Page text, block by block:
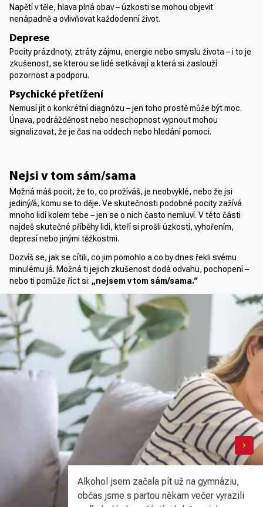
Napětí v těle, hlava plná obav – úzkosti se mohou objevit
nenápadně a ovlivňovat každodenní život.
Deprese
Pocity prázdnoty, ztráty zájmu, energie nebo smyslu života – i to je
zkušenost, se kterou se lidé setkávají a která si zaslouží
pozornost a podporu.
Psychické přetížení
Nemusí jít o konkrétní diagnózu – jen toho prostě může být moc.
Únava, podrážděnost nebo neschopnost vypnout mohou
signalizovat, že je čas na oddech nebo hledání pomoci.
Nejsi v tom sám/sama
Možná máš pocit, že to, co prožíváš, je neobvyklé, nebo že jsi
jediný/á, komu se to děje. Ve skutečnosti podobné pocity zažívá
mnoho lidí kolem tebe – jen se o nich často nemluví. V této části
najdeš skutečné příběhy lidí, kteří si prošli úzkostí, vyhořením,
depresí nebo jinými těžkostmi.
Dozvíš se, jak se cítili, co jim pomohlo a co by dnes řekli svému
minulému já. Možná ti jejich zkušenost dodá odvahu, pochopení –
nebo ti pomůže říct si: „nejsem v tom sám/sama.“
Alkohol jsem začala pít už na gymnáziu,
občas jsme s partou někam večer vyrazili